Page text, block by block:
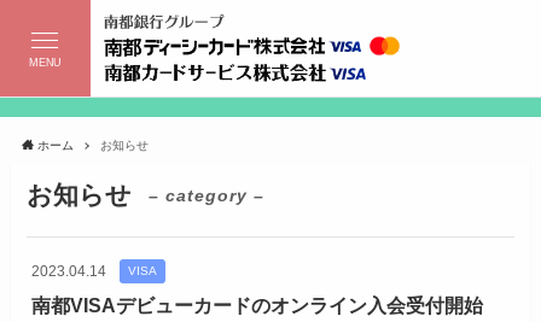
MENU
ホーム お知らせ
お知らせ – category –
2023.04.14 VISA
南都VISAデビューカードのオンライン入会受付開始